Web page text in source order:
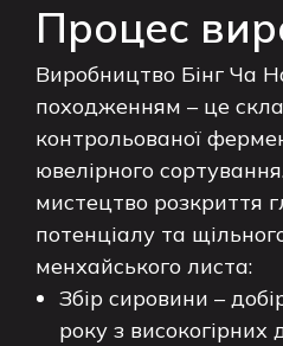
Процес
Виробництво Бінг Ча
походженням – це
контрольованої
ювелірного
мистецтво розкриття
потенціалу та
менхайського листа:
Збір сировини –
року з високогірних